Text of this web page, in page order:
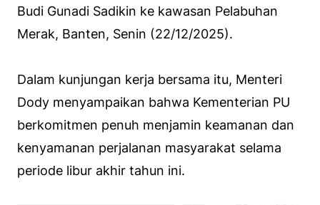
Budi Gunadi Sadikin ke kawasan Pelabuhan
Merak, Banten, Senin (22/12/2025).
Dalam kunjungan kerja bersama itu, Menteri
Dody menyampaikan bahwa Kementerian PU
berkomitmen penuh menjamin keamanan dan
kenyamanan perjalanan masyarakat selama
periode libur akhir tahun ini.